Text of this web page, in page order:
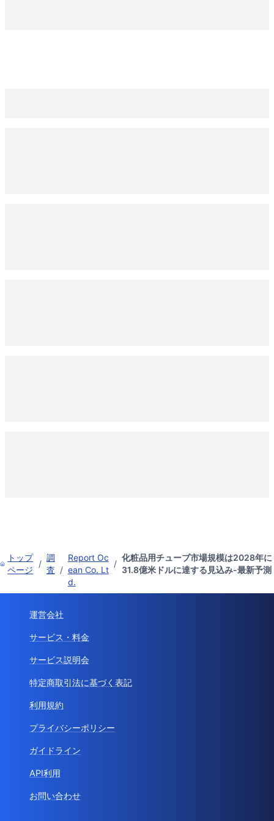
トップ
ページ
/
調
査 /
Report Oc
ean Co. Lt
d.
/
化粧品用チューブ市場規模は2028年に
31.8億米ドルに達する見込み-最新予測
運営会社
サービス・料金
サービス説明会
特定商取引法に基づく表記
利用規約
プライバシーポリシー
ガイドライン
API利用
お問い合わせ